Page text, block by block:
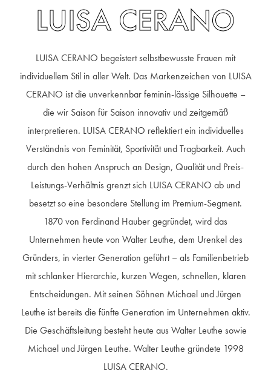
LUISA CERANO
LUISA CERANO begeistert selbstbewusste Frauen mit
individuellem Stil in aller Welt. Das Markenzeichen von LUISA
CERANO ist die unverkennbar feminin-lässige Silhouette –
die wir Saison für Saison innovativ und zeitgemäß
interpretieren. LUISA CERANO reflektiert ein individuelles
Verständnis von Feminität, Sportivität und Tragbarkeit. Auch
durch den hohen Anspruch an Design, Qualität und Preis-
Leistungs-Verhältnis grenzt sich LUISA CERANO ab und
besetzt so eine besondere Stellung im Premium-Segment.
1870 von Ferdinand Hauber gegründet, wird das
Unternehmen heute von Walter Leuthe, dem Urenkel des
Gründers, in vierter Generation geführt – als Familienbetrieb
mit schlanker Hierarchie, kurzen Wegen, schnellen, klaren
Entscheidungen. Mit seinen Söhnen Michael und Jürgen
Leuthe ist bereits die fünfte Generation im Unternehmen aktiv.
Die Geschäftsleitung besteht heute aus Walter Leuthe sowie
Michael und Jürgen Leuthe. Walter Leuthe gründete 1998
LUISA CERANO.